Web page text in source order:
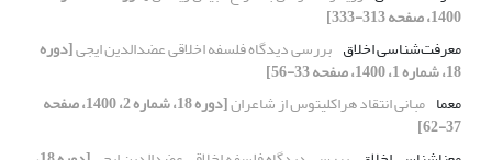
1400، صفحه 313-333]
معرفت‌شناسی اخلاق بررسی دیدگاه فلسفه اخلاقی عضدالدین ایجی[دوره
18، شماره 1، 1400، صفحه 33-56]
معما مبانی انتقاد هراکلیتوس از شاعران [دوره 18، شماره 2، 1400، صفحه
37-62]